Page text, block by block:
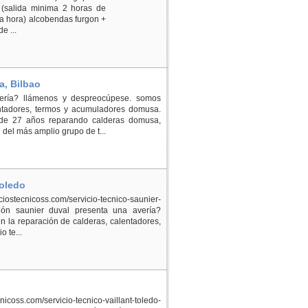
minima 2 horas de
hora) alcobendas furgon +
...
Bilbao
llámenos y despreocúpese. somos
termos y acumuladores domusa.
27 años reparando calderas domusa,
más amplio grupo de t...
servicio-tecnico-saunier-
saunier duval presenta una avería?
la reparación de calderas, calentadores,
te...
servicio-tecnico-vaillant-toledo-